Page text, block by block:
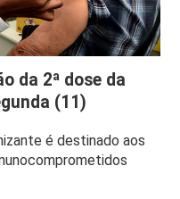
da 2ª dose da
(11)
é destinado aos